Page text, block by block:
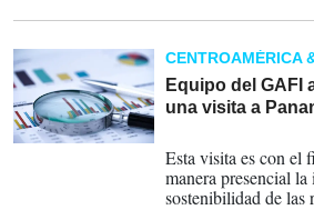
territorios no
la Unión Europea
CENTROAMÉRICA
Equipo del GAFI
una visita a
Esta visita es con el
manera presencial
sostenibilidad de las